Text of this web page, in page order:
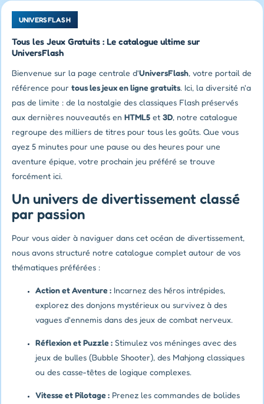
UNIVERSFLASH
Tous les Jeux Gratuits : Le catalogue ultime sur
UniversFlash
Bienvenue sur la page centrale d'UniversFlash, votre portail de
référence pour tous les jeux en ligne gratuits. Ici, la diversité n'a
pas de limite : de la nostalgie des classiques Flash préservés
aux dernières nouveautés en HTML5 et 3D, notre catalogue
regroupe des milliers de titres pour tous les goûts. Que vous
ayez 5 minutes pour une pause ou des heures pour une
aventure épique, votre prochain jeu préféré se trouve
forcément ici.
Un univers de divertissement classé
par passion
Pour vous aider à naviguer dans cet océan de divertissement,
nous avons structuré notre catalogue complet autour de vos
thématiques préférées :
Action et Aventure : Incarnez des héros intrépides,
explorez des donjons mystérieux ou survivez à des
vagues d'ennemis dans des jeux de combat nerveux.
Réflexion et Puzzle : Stimulez vos méninges avec des
jeux de bulles (Bubble Shooter), des Mahjong classiques
ou des casse-têtes de logique complexes.
Vitesse et Pilotage : Prenez les commandes de bolides